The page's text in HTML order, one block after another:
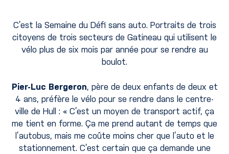
C’est la Semaine du Défi sans auto. Portraits de trois
citoyens de trois secteurs de Gatineau qui utilisent le
vélo plus de six mois par année pour se rendre au
boulot.
Pier-Luc Bergeron, père de deux enfants de deux et
4 ans, préfère le vélo pour se rendre dans le centre-
ville de Hull : « C’est un moyen de transport actif, ça
me tient en forme. Ça me prend autant de temps que
l’autobus, mais me coûte moins cher que l’auto et le
stationnement. C’est certain que ça demande une